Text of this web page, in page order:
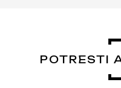
POTRESTI